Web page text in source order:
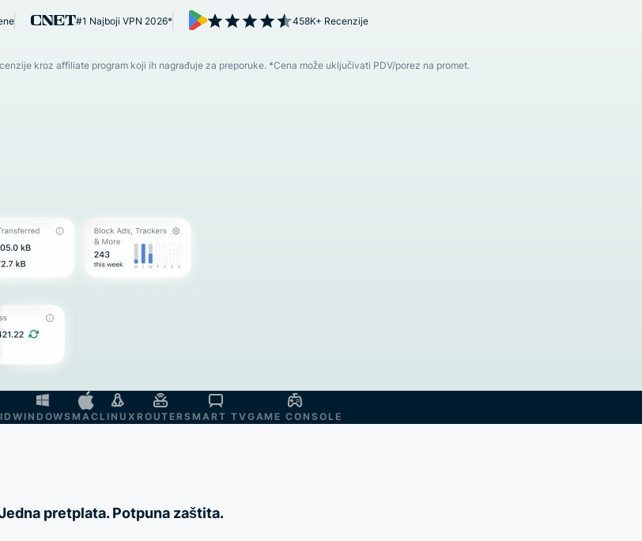
i više.
vođenu
#1 Najboji VPN 2026* 458K+ Recenzije
kroz affiliate program koji ih nagrađuje za preporuke. *Cena može uključivati PDV/porez na promet.
WINDOWSMACLINUX ROUTERSMART TVGAME CONSOLE
pretplata. Potpuna zaštita.